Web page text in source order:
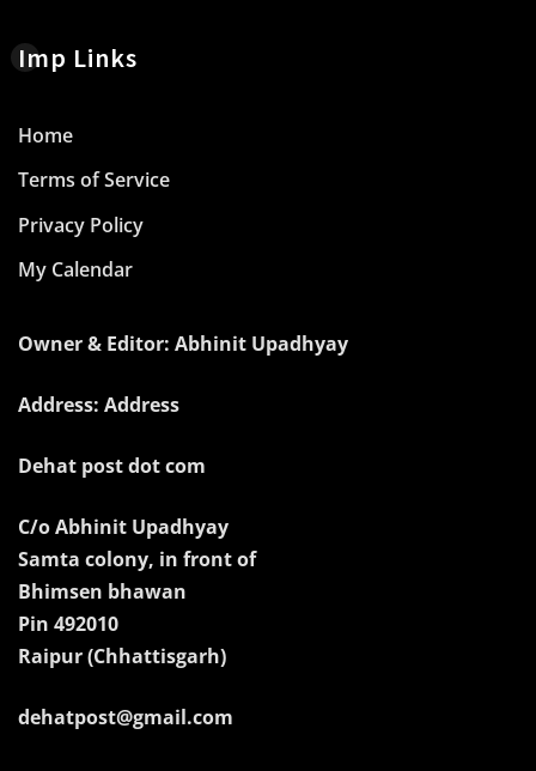
Imp Links
Home
Terms of Service
Privacy Policy
My Calendar
Owner & Editor: Abhinit Upadhyay
Address: Address
Dehat post dot com
C/o Abhinit Upadhyay
Samta colony, in front of
Bhimsen bhawan
Pin 492010
Raipur (Chhattisgarh)
dehatpost@gmail.com